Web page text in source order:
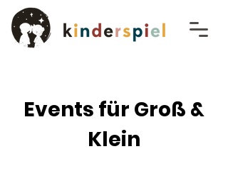
Events für Groß &
Klein